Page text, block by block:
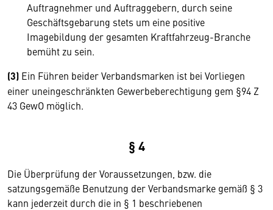
Auftragnehmer und Auftraggebern, durch seine
Geschäftsgebarung stets um eine positive
Imagebildung der gesamten Kraftfahrzeug-Branche
bemüht zu sein.
(3) Ein Führen beider Verbandsmarken ist bei Vorliegen
einer uneingeschränkten Gewerbeberechtigung gem §94 Z
43 GewO möglich.
§ 4
Die Überprüfung der Voraussetzungen, bzw. die
satzungsgemäße Benutzung der Verbandsmarke gemäß § 3
kann jederzeit durch die in § 1 beschriebenen